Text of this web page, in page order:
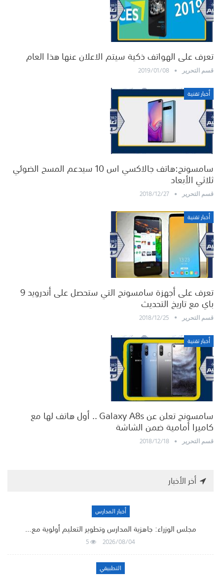
تعرف على الهواتف ذكية سيتم الاعلان عنها هذا العام
قسم التحرير
2019/01/08
أخبار تقنية
سامسونج:هاتف جالاكسي اس 10 سيدعم المسح الضوئي
ثلاثي الأبعاد
قسم التحرير
2018/12/27
أخبار تقنية
تعرف على أجهزة سامسونج التي ستحصل على أندرويد 9
باي مع تاريخ التحديث
قسم التحرير
2018/12/25
أخبار تقنية
سامسونج تعلن عن Galaxy A8s .. أول هاتف لها مع
كاميرا أمامية ضمن الشاشة
قسم التحرير 2018/12/18
أخر الأخبار
أخبار المدارس
مجلس الوزراء: جاهزية المدارس وتطوير التعليم أولوية مع…
2026/08/04
5
التطبيقي